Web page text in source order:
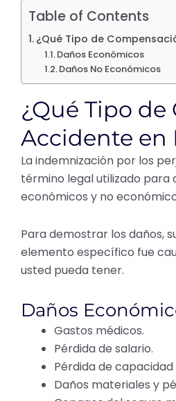
Table of Contents
¿Qué Tipo de
Daños Económicos
Daños No Económicos
¿Qué Tipo
Accidente en
La indemnización por los
término legal utilizado para
económicos y no
Para demostrar los daños,
elemento específico fue
usted pueda tener.
Daños
Gastos médicos.
Pérdida de salario.
Pérdida de capacidad
Daños materiales y